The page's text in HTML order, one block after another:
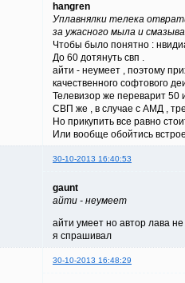
hangren
Уплавнялки телека
за ужасного мыла и
Чтобы было понятно :
До 60 дотянуть свп .
айти - неумеет , поэтому
качественного софтового
Телевизор же переварит 50
СВП же , в случае с АМД ,
Но прикупить все равно
Или вообще обойтись
30-10-2013 16:40:53
gaunt
айти - неумеет
айти умеет но автор лава
я спрашивал
30-10-2013 16:48:29